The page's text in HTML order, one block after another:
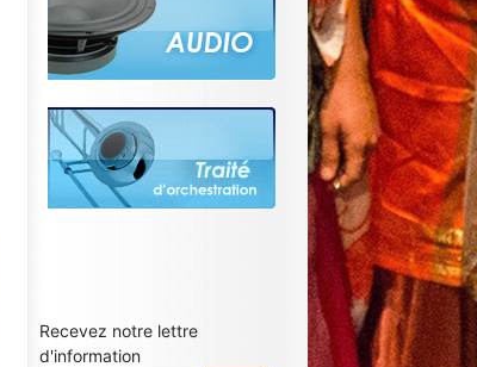
Recevez notre lettre
d'information